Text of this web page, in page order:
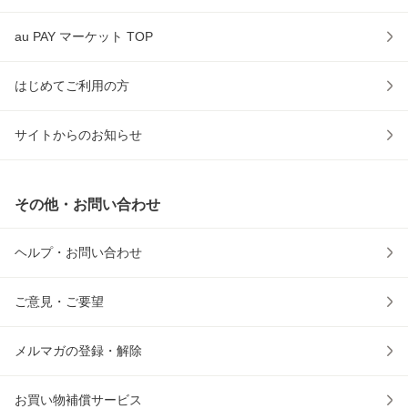
au PAY マーケット TOP
はじめてご利用の方
サイトからのお知らせ
その他・お問い合わせ
ヘルプ・お問い合わせ
ご意見・ご要望
メルマガの登録・解除
お買い物補償サービス